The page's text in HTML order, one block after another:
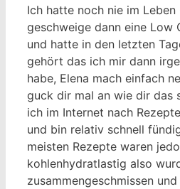
Ich hatte noch nie im Leben
geschweige dann eine Low
und hatte in den letzten
gehört das ich mir dann
habe, Elena mach einfach
guck dir mal an wie dir das
ich im Internet nach
und bin relativ schnell
meisten Rezepte waren
kohlenhydratlastig also
zusammengeschmissen